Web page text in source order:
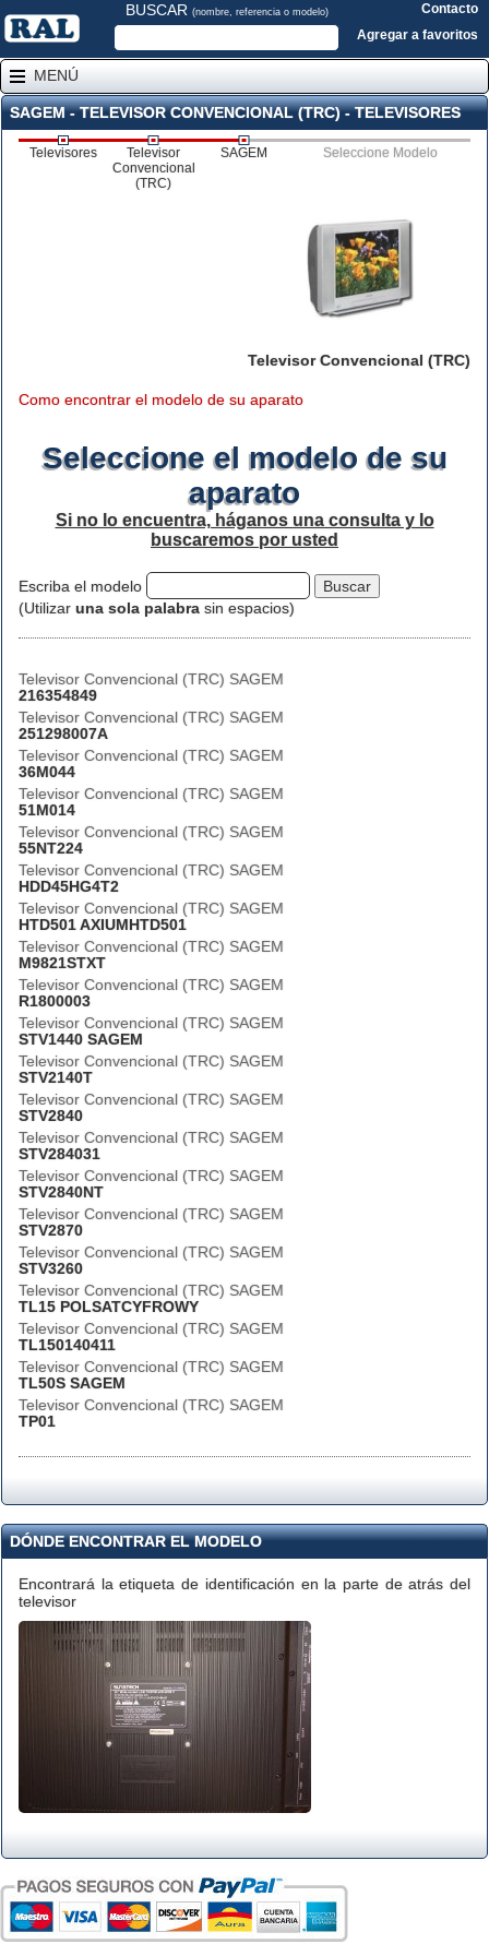
BUSCAR (nombre, referencia o modelo)
Contacto
Agregar a favoritos
MENÚ
SAGEM - TELEVISOR CONVENCIONAL (TRC) - TELEVISORES
Televisores
Televisor
Convencional
(TRC)
SAGEM Seleccione Modelo
Televisor Convencional (TRC)
Como encontrar el modelo de su aparato
Seleccione el modelo de su
aparato
Si no lo encuentra, háganos una consulta y lo
buscaremos por usted
Escriba el modelo
(Utilizar una sola palabra sin espacios)
Televisor Convencional (TRC) SAGEM
216354849
Televisor Convencional (TRC) SAGEM
251298007A
Televisor Convencional (TRC) SAGEM
36M044
Televisor Convencional (TRC) SAGEM
51M014
Televisor Convencional (TRC) SAGEM
55NT224
Televisor Convencional (TRC) SAGEM
HDD45HG4T2
Televisor Convencional (TRC) SAGEM
HTD501 AXIUMHTD501
Televisor Convencional (TRC) SAGEM
M9821STXT
Televisor Convencional (TRC) SAGEM
R1800003
Televisor Convencional (TRC) SAGEM
STV1440 SAGEM
Televisor Convencional (TRC) SAGEM
STV2140T
Televisor Convencional (TRC) SAGEM
STV2840
Televisor Convencional (TRC) SAGEM
STV284031
Televisor Convencional (TRC) SAGEM
STV2840NT
Televisor Convencional (TRC) SAGEM
STV2870
Televisor Convencional (TRC) SAGEM
STV3260
Televisor Convencional (TRC) SAGEM
TL15 POLSATCYFROWY
Televisor Convencional (TRC) SAGEM
TL150140411
Televisor Convencional (TRC) SAGEM
TL50S SAGEM
Televisor Convencional (TRC) SAGEM
TP01
DÓNDE ENCONTRAR EL MODELO
Encontrará la etiqueta de identificación en la parte de atrás del
televisor